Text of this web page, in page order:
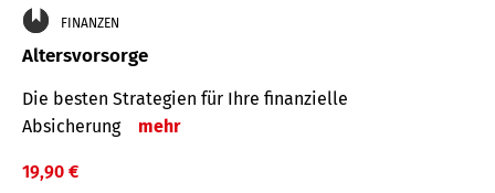
FINANZEN
Altersvorsorge
Die besten Strategien für Ihre finanzielle
Absicherung
mehr
19,90 €